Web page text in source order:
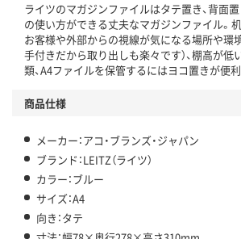
ライツのマガジンファイルはタテ置き、背面
の使い方ができる丈夫なマガジンファイル。
お客様や外部からの視線が気になる場所や環
手付きだから取り出しも楽々です）、棚高が
類、A4ファイルを保管するにはヨコ置きが便利
商品仕様
メーカー：アコ・ブランズ・ジャパン
ブランド：LEITZ（ライツ）
カラー：ブルー
サイズ：A4
向き：タテ